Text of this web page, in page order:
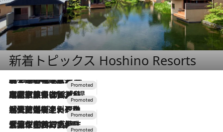
新着トピックス Hoshino Resorts
2026.8.7
【トンボの足水浴】ヒノキの香りに包まれて涼感マックス！約13℃の湧水かけ流しを避暑地「星野温泉 トンボの湯」で体験
2026.7.31
【ホテル帰省】という選択肢をOMOが提案。家族とほどよい距離を保つには「昼は実家、夜は気兼ねなくホテルで！」
2026.7.24
【夏限定ディナーコース】旬を迎える稚鮎や花ズッキーニなどをイタリア・トスカーナの郷土料理の手法で満喫！
2026.7.17
「土佐和ハーブかき氷」がOMO7高知に登場！生姜、山椒、大葉など目にも舌にも涼を呼ぶ郷土の味